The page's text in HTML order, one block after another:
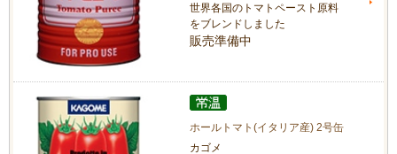
世界各国のトマトペースト原料
をブレンドしました
販売準備中
ホールトマト(イタリア産) 2号缶
カゴメ